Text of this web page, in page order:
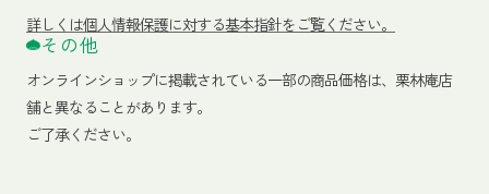
詳しくは個人情報保護に対する基本指針をご覧ください。
その他
オンラインショップに掲載されている一部の商品価格は、栗林庵店
舗と異なることがあります。
ご了承ください。